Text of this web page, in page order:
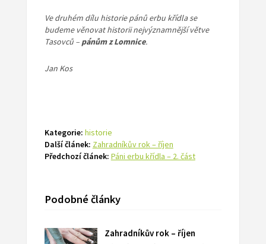
Ve druhém dílu historie pánů erbu křídla se
budeme věnovat historii nejvýznamnější větve
Tasovců – pánům z Lomnice.
Jan Kos
Kategorie: historie
Další článek: Zahradníkův rok – říjen
Předchozí článek: Páni erbu křídla – 2. část
Podobné články
Zahradníkův rok – říjen